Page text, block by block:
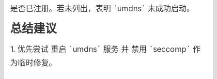
是否已注册。若未列出，表明 `umdns` 未成功启动。
总结建议
1. 优先尝试 重启 `umdns` 服务 并 禁用 `seccomp` 作
为临时修复。